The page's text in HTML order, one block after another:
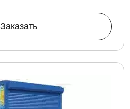
Заказать